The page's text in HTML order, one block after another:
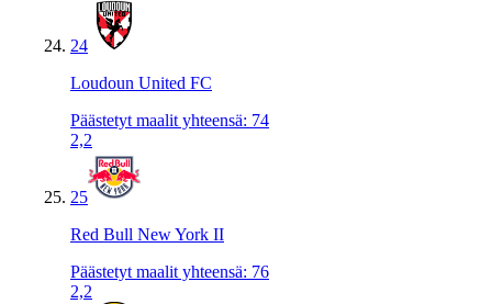
24
Loudoun United FC
Päästetyt maalit yhteensä: 74
2,2
25
Red Bull New York II
Päästetyt maalit yhteensä: 76
2,2